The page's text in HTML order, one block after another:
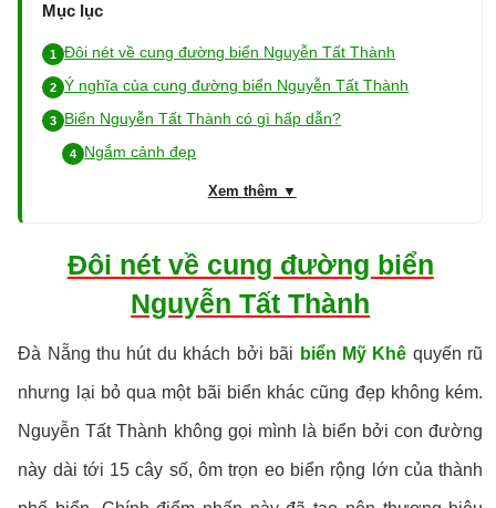
Mục lục
Đôi nét về cung đường biển Nguyễn Tất Thành
Ý nghĩa của cung đường biển Nguyễn Tất Thành
Biển Nguyễn Tất Thành có gì hấp dẫn?
Ngắm cảnh đẹp
Xem thêm ▼
Đôi nét về cung đường biển
Nguyễn Tất Thành
Đà Nẵng thu hút du khách bởi bãi biển Mỹ Khê quyến rũ
nhưng lại bỏ qua một bãi biển khác cũng đẹp không kém.
Nguyễn Tất Thành không gọi mình là biển bởi con đường
này dài tới 15 cây số, ôm trọn eo biển rộng lớn của thành